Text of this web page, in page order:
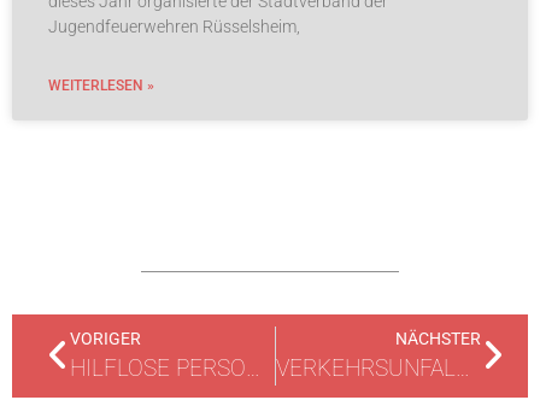
Jugendfeuerwehren Rüsselsheim,
WEITERLESEN »
VORIGER
HILFLOSE PERSON IN BADEWANNE
NÄCHSTER
VERKEHRSUNFALL MIT VERLETZTEM RADFAHRER